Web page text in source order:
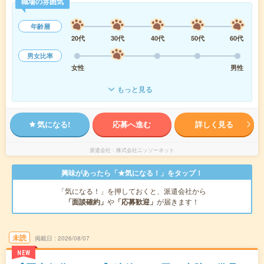
年齢層
20代
30代 40代 50代
60代
男女比率
女性
男性
もっと見る
気になる! 応募へ進む 詳しく見る
派遣会社 株式会社ニッソーネット
興味があったら「★気になる！」をタップ！
「気になる！」を押しておくと、派遣会社から
「面談確約」 や 「応募歓迎」 が届きます！
未読
NEW
掲載日 2026/08/07